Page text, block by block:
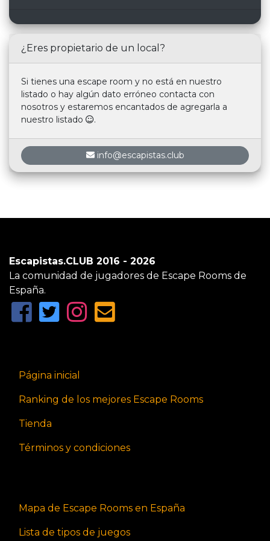
¿Eres propietario de un local?
Si tienes una escape room y no está en nuestro
listado o hay algún dato erróneo contacta con
nosotros y estaremos encantados de agregarla a
nuestro listado
.
info@escapistas.club
Escapistas.CLUB 2016 - 2026
La comunidad de jugadores de Escape Rooms de
España.
Página inicial
Ranking de los mejores Escape Rooms
Tienda
Términos y condiciones
Mapa de Escape Rooms en España
Lista de tipos de juegos